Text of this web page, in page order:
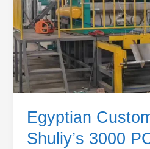
Egyptian
Shuliy’s 3000
Crate
Making
Machine
After
Factory
Visit